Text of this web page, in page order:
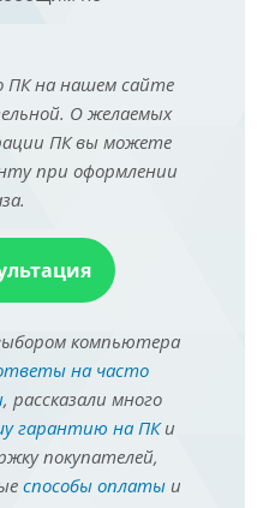
ПК на нашем сайте
О желаемых
ПК вы можете
при оформлении
компьютера
на часто
, рассказали много
гарантию на ПКи
покупателей,
способы оплатыи